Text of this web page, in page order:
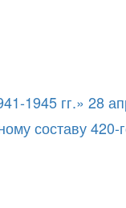
1945 гг.» 28
составу 420-